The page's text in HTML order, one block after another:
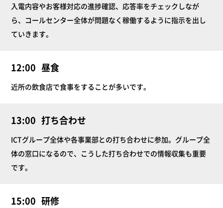
入電内容やお客様対応の進捗確認、応答率をチェックしなが
ら、コールセンター全体が問題なく稼働するように指示を出し
ていきます。
12:00 昼食
近所の飲食店で食事をすることが多いです。
13:00 打ち合わせ
ICTグループ全体や各事業部との打ち合わせに参加。グループ全
体の窓口になるので、こうした打ち合わせでの情報収集も重要
です。
15:00 研修